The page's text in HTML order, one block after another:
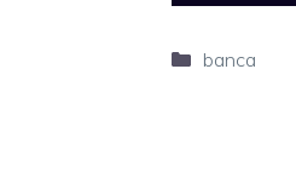
Categorie
banca